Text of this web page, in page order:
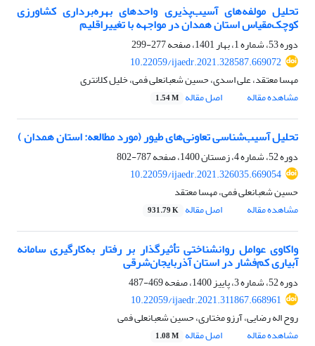
تحلیل مولفه‌های آسیب‌پذیری واحدهای بهره‌برداری کشاورزی
کوچک‌مقیاس استان همدان در مواجهه با تغییر‌اقلیم
دوره 53، شماره 1، بهار 1401، صفحه
277-299
10.22059/ijaedr.2021.328587.669072
مهسا معتقد، علی اسدی، حسین شعبانعلی فمی، خلیل کلانتری
مشاهده مقاله
اصل مقاله 1.54 M
تحلیل آسیب‌شناسی تعاونی‌های طیور (مورد مطالعه: استان همدان )
دوره 52، شماره 4، زمستان 1400، صفحه
787-802
10.22059/ijaedr.2021.326035.669054
حسین شعبانعلی فمی، مهسا معتقد
مشاهده مقاله
اصل مقاله 931.79 K
واکاوی عوامل روانشناختی تأثیرگذار بر رفتار به‌کارگیری سامانه
آبیاری کم‌فشار در استان آذربایجان‌شرقی
دوره 52، شماره 3، پاییز 1400، صفحه
469-487
10.22059/ijaedr.2021.311867.668961
روح اله رضایی، آرزو مختاری، حسین شعبانعلی فمی
مشاهده مقاله
اصل مقاله 1.08 M